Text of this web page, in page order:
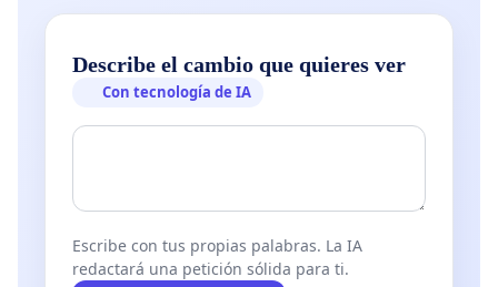
Describe el cambio que quieres ver
Con tecnología de IA
Escribe con tus propias palabras. La IA
redactará una petición sólida para ti.